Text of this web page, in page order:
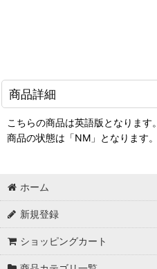
商品詳細
こちらの商品は英語版となります。
商品の状態は「NM」となります。
ホーム
新規登録
ショッピングカート